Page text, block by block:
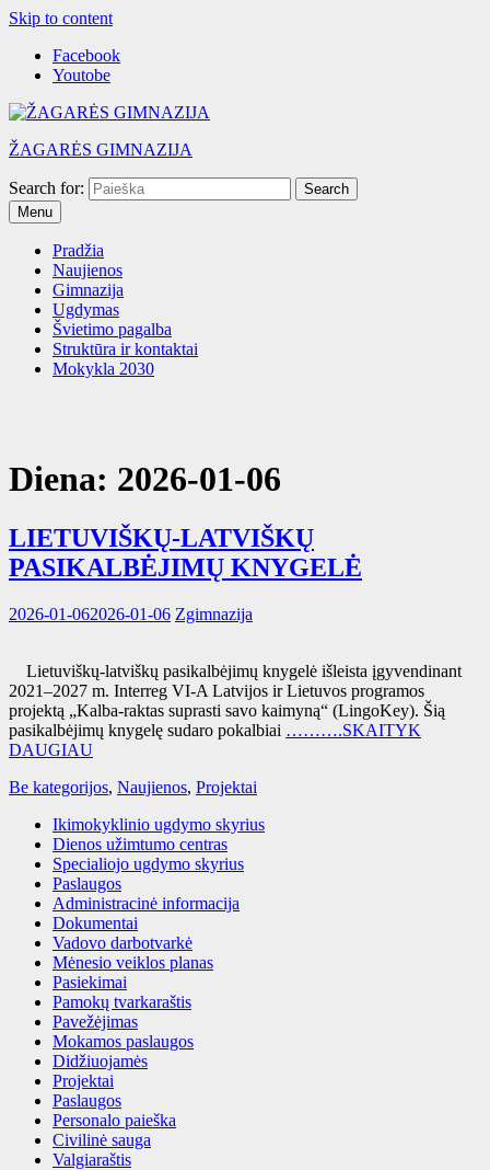
Skip to content
Facebook
Youtobe
ŽAGARĖS GIMNAZIJA
Search for:
Menu
Pradžia
Naujienos
Gimnazija
Ugdymas
Švietimo pagalba
Struktūra ir kontaktai
Mokykla 2030
Diena: 2026-01-06
LIETUVIŠKŲ-LATVIŠKŲ
PASIKALBĖJIMŲ KNYGELĖ
2026-01-062026-01-06 Zgimnazija
Lietuviškų-latviškų pasikalbėjimų knygelė išleista įgyvendinant
2021–2027 m. Interreg VI-A Latvijos ir Lietuvos programos
projektą „Kalba-raktas suprasti savo kaimyną“ (LingoKey). Šią
pasikalbėjimų knygelę sudaro pokalbiai ……….SKAITYK
DAUGIAU
Be kategorijos, Naujienos, Projektai
Ikimokyklinio ugdymo skyrius
Dienos užimtumo centras
Specialiojo ugdymo skyrius
Paslaugos
Administracinė informacija
Dokumentai
Vadovo darbotvarkė
Mėnesio veiklos planas
Pasiekimai
Pamokų tvarkaraštis
Pavežėjimas
Mokamos paslaugos
Didžiuojamės
Projektai
Paslaugos
Personalo paieška
Civilinė sauga
Valgiaraštis